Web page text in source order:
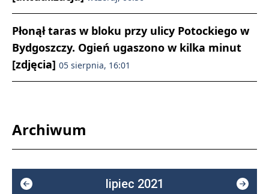
Płonął taras w bloku przy ulicy Potockiego w
Bydgoszczy. Ogień ugaszono w kilka minut
[zdjęcia] 05 sierpnia, 16:01
Archiwum
lipiec 2021